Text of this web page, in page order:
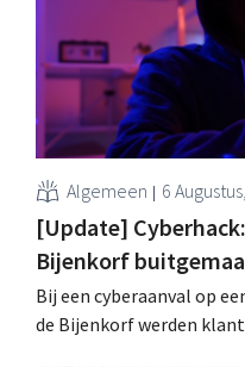
Algemeen 6
[Update]
Bijenkorf
Bij een cyberaanval op
de Bijenkorf werden